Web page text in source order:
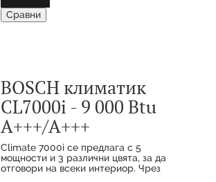
Сравни
BOSCH климатик
CL7000i - 9 000 Btu
А+++/А+++
Climate 7000i се предлага с 5
мощности и 3 различни цвята, за да
отговори на всеки интериор. Чрез